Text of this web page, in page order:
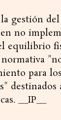
gestión
no
equilibrio
para
destinados
__IP__